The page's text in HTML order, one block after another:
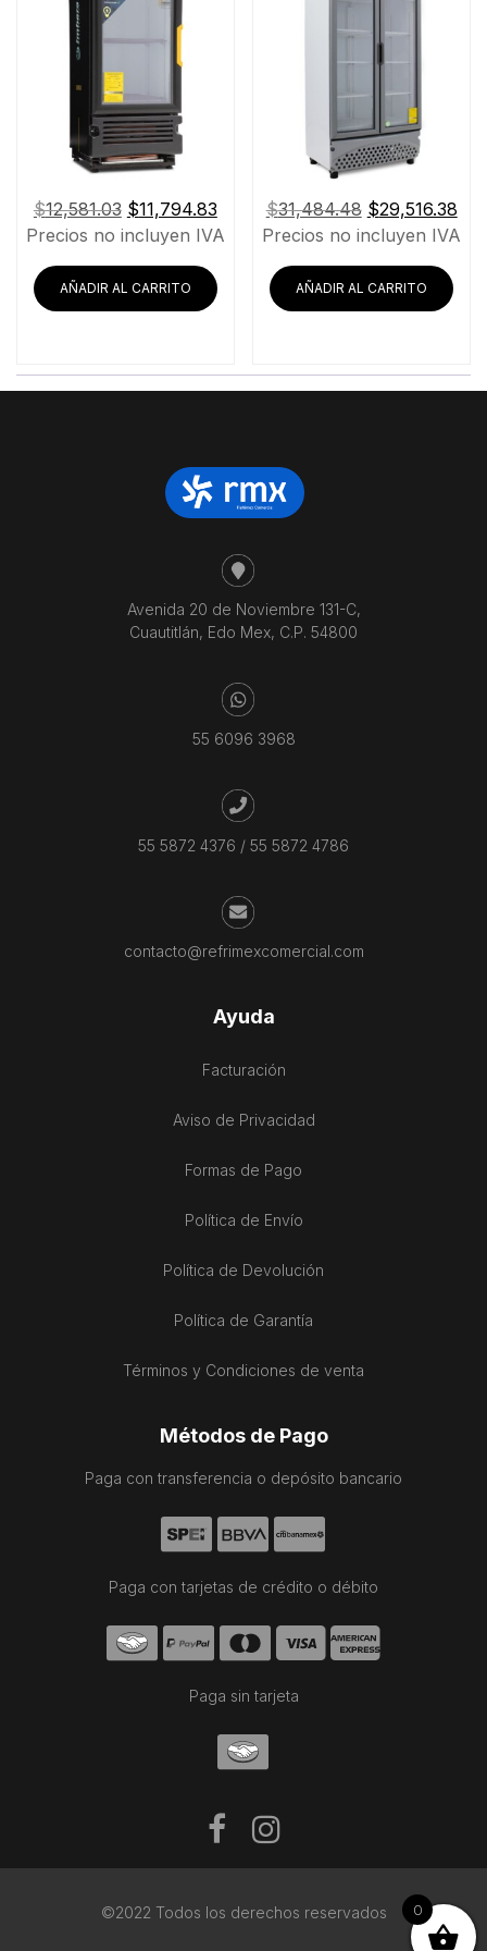
$12,581.03 El
precio
era:
$12,581.03.
$11,794.83El
precio
es:
$11,794.83.
Precios no incluyen IVA
AÑADIR AL CARRITO
$31,484.48 El
precio
era:
$31,484.48.
$29,516.38El
Precios no incluyen IVA
AÑADIR AL CARRITO
Avenida 20 de Noviembre 131-C,
Cuautitlán, Edo Mex, C.P. 54800
55 6096 3968
55 5872 4376 / 55 5872 4786
contacto@refrimexcomercial.com
Ayuda
Facturación
Aviso de Privacidad
Formas de Pago
Política de Envío
Política de Devolución
Política de Garantía
Términos y Condiciones de venta
Métodos de Pago
Paga con transferencia o depósito bancario
Paga con tarjetas de crédito o débito
Paga sin tarjeta
©2022 Todos los derechos reservados 0